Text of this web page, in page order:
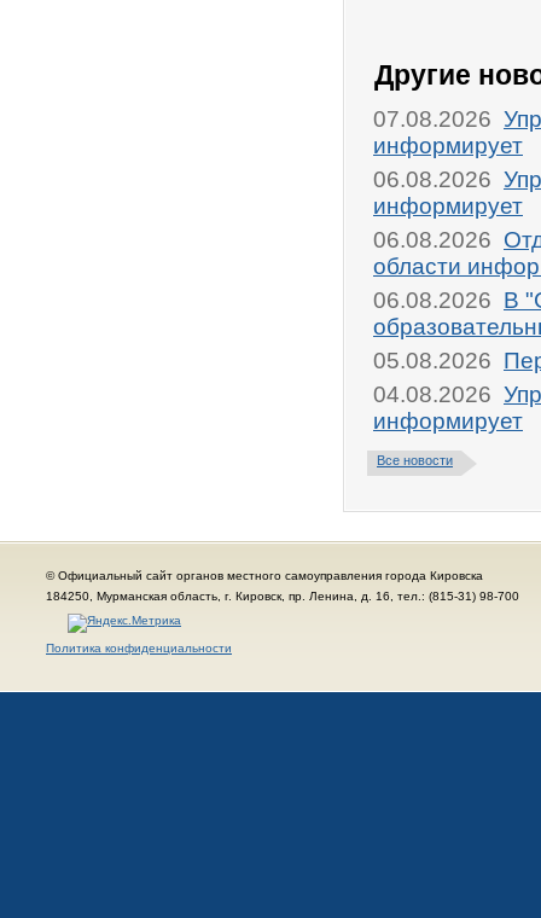
Другие
07.08.2026
информирует
06.08.2026
информирует
06.08.2026
области
06.08.2026 В
05.08.2026
04.08.2026
информирует
Все новости
© Официальный сайт органов местного самоуправления города Кировска
184250, Мурманская область, г. Кировск, пр. Ленина, д. 16, тел.: (815-31) 98-700
Политика конфиденциальности